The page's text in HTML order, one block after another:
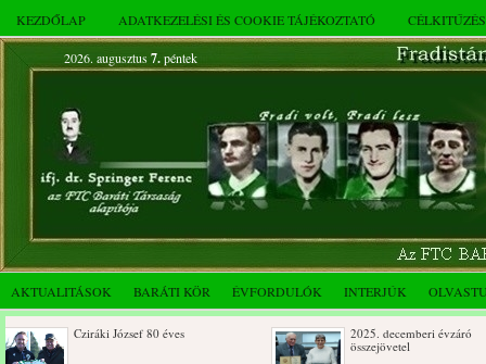
KEZDŐLAP ADATKEZELÉSI ÉS COOKIE TÁJÉKOZTATÓ
2026. augusztus 7.péntek
AKTUALITÁSOK BARÁTI KÖR ÉVFORDULÓK INTERJÚK
Cziráki József 80 éves
2025. decemberi évzáró
összejövetel